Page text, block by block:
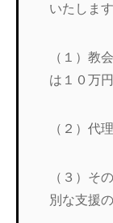
いたします
（１）教
は１０万
（２）代
（３）そ
別な支援